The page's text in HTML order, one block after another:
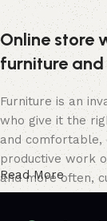
Online store
furniture
Furniture is an
who give it the
and comfortable,
productive work
and more often,
online store,
Read More